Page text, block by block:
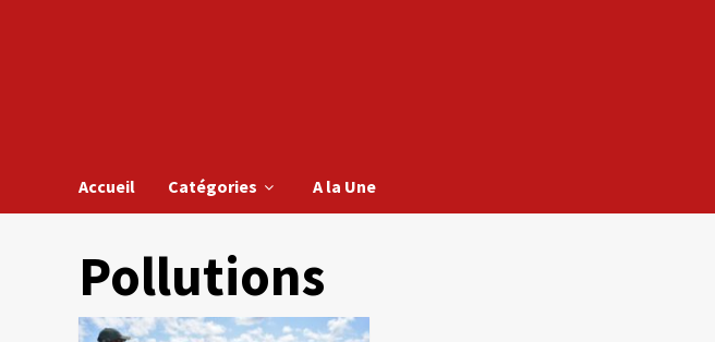
Accueil Catégories A la Une
Pollutions